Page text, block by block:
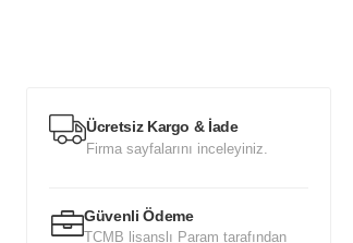
Ücretsiz Kargo & İade
Firma sayfalarını inceleyiniz.
Güvenli Ödeme
TCMB lisanslı Param tarafından